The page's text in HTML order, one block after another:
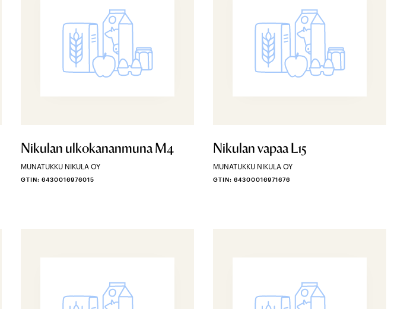
Nikulan ulkokananmuna M4
MUNATUKKU NIKULA OY
GTIN: 6430016976015
Nikulan vapaa L15
MUNATUKKU NIKULA OY
GTIN: 64300016971676